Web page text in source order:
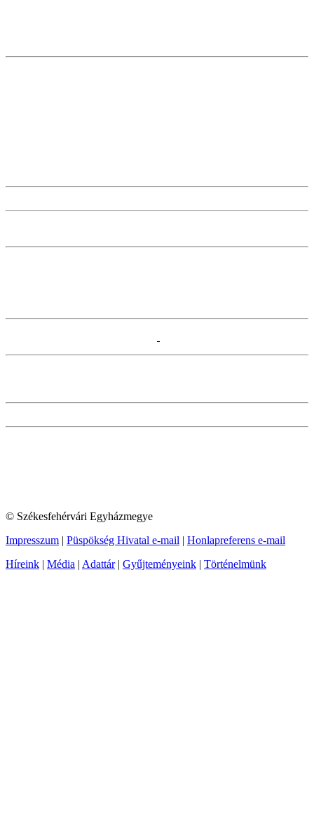
© Székesfehérvári Egyházmegye
Impresszum | Püspökség Hivatal e-mail | Honlapreferens e-mail
Híreink | Média | Adattár| Gyűjteményeink | Történelmünk